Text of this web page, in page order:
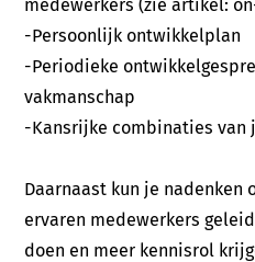
Telefoon:
06 57 64 34 58 (Mariëlle)
medewerkers (zie artikel:
-Persoonlijk ontwikkelplan
-Periodieke
vakmanschap
-Kansrijke combinaties van
Daarnaast kun je nadenken
ervaren medewerkers
doen en meer kennisrol